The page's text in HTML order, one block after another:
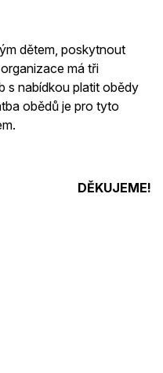
dětem, poskytnout
má tři
s nabídkou platit obědy
obědů je pro tyto
DĚKUJEME!